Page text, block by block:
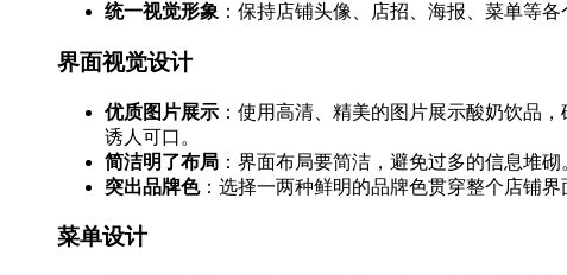
统一视觉形象 ：保持店铺头像、店招、海报、菜单等
界面视觉设计
优质图片展示 ：使用高清、精美的图片展示酸奶饮品
诱人可口。
简洁明了布局 ：界面布局要简洁，避免过多的信息堆
突出品牌色：选择一两种鲜明的品牌色贯穿整个店铺
菜单设计